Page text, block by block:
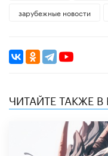
зарубежные новости
ЧИТАЙТЕ ТАКЖЕ В